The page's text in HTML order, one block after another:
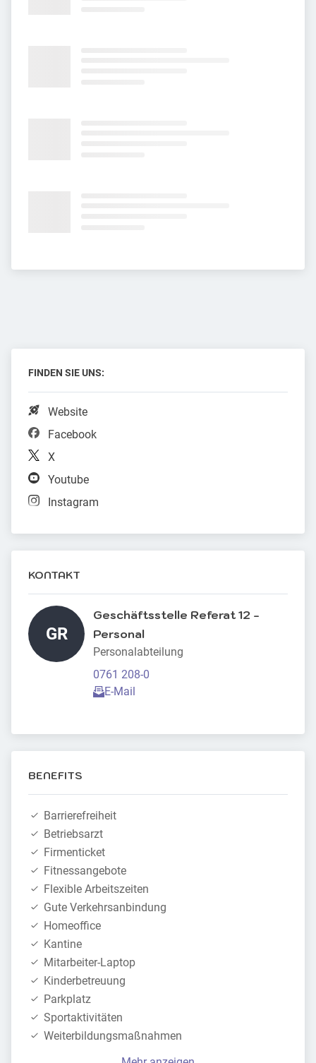
FINDEN SIE UNS:
Website
Facebook
X
Youtube
Instagram
KONTAKT
GR
Geschäftsstelle Referat 12 -
Personal
Personalabteilung
0761 208-0
E-Mail
BENEFITS
Barrierefreiheit
Betriebsarzt
Firmenticket
Fitnessangebote
Flexible Arbeitszeiten
Gute Verkehrsanbindung
Homeoffice
Kantine
Mitarbeiter-Laptop
Kinderbetreuung
Parkplatz
Sportaktivitäten
Weiterbildungsmaßnahmen